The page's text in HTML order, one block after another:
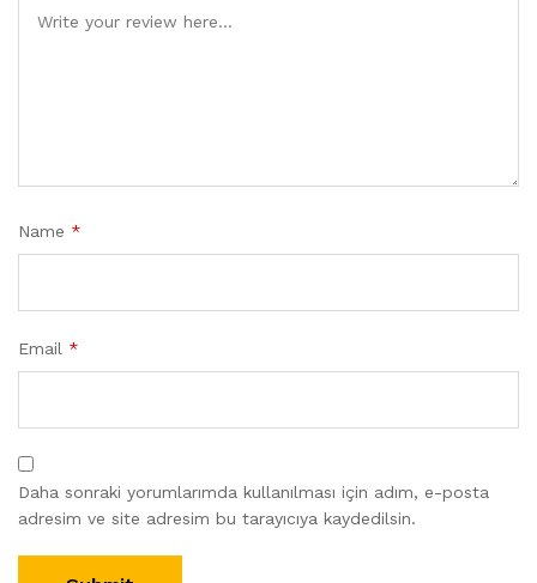
Name *
Email *
Daha sonraki yorumlarımda kullanılması için adım, e-posta
adresim ve site adresim bu tarayıcıya kaydedilsin.